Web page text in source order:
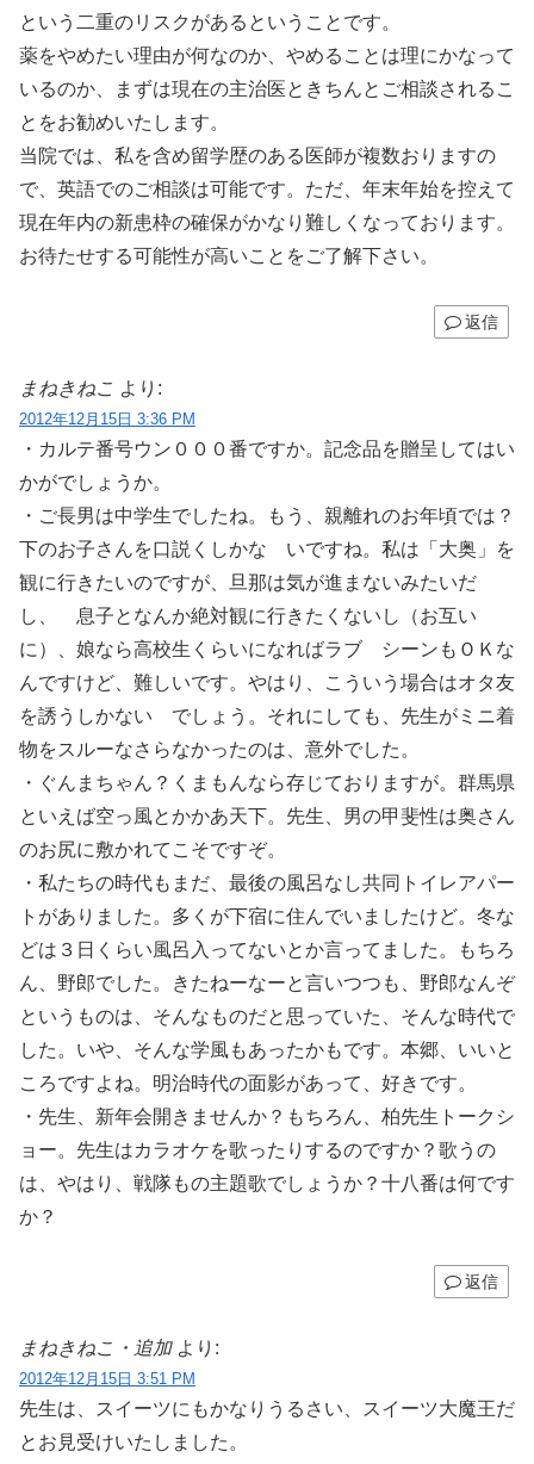
という二重のリスクがあるということです。
薬をやめたい理由が何なのか、やめることは理にかなって
いるのか、まずは現在の主治医ときちんとご相談されるこ
とをお勧めいたします。
当院では、私を含め留学歴のある医師が複数おりますの
で、英語でのご相談は可能です。ただ、年末年始を控えて
現在年内の新患枠の確保がかなり難しくなっております。
お待たせする可能性が高いことをご了解下さい。
返信
まねきねこ より:
2012年12月15日 3:36 PM
・カルテ番号ウン０００番ですか。記念品を贈呈してはい
かがでしょうか。
・ご長男は中学生でしたね。もう、親離れのお年頃では？
下のお子さんを口説くしかな いですね。私は「大奥」を
観に行きたいのですが、旦那は気が進まないみたいだ
し、 息子となんか絶対観に行きたくないし（お互い
に）、娘なら高校生くらいになればラブ シーンもＯＫな
んですけど、難しいです。やはり、こういう場合はオタ友
を誘うしかない でしょう。それにしても、先生がミニ着
物をスルーなさらなかったのは、意外でした。
・ぐんまちゃん？くまもんなら存じておりますが。群馬県
といえば空っ風とかかあ天下。先生、男の甲斐性は奥さん
のお尻に敷かれてこそですぞ。
・私たちの時代もまだ、最後の風呂なし共同トイレアパー
トがありました。多くが下宿に住んでいましたけど。冬な
どは３日くらい風呂入ってないとか言ってました。もちろ
ん、野郎でした。きたねーなーと言いつつも、野郎なんぞ
というものは、そんなものだと思っていた、そんな時代で
した。いや、そんな学風もあったかもです。本郷、いいと
ころですよね。明治時代の面影があって、好きです。
・先生、新年会開きませんか？もちろん、柏先生トークシ
ョー。先生はカラオケを歌ったりするのですか？歌うの
は、やはり、戦隊もの主題歌でしょうか？十八番は何です
か？
返信
まねきねこ・追加 より:
2012年12月15日 3:51 PM
先生は、スイーツにもかなりうるさい、スイーツ大魔王だ
とお見受けいたしました。